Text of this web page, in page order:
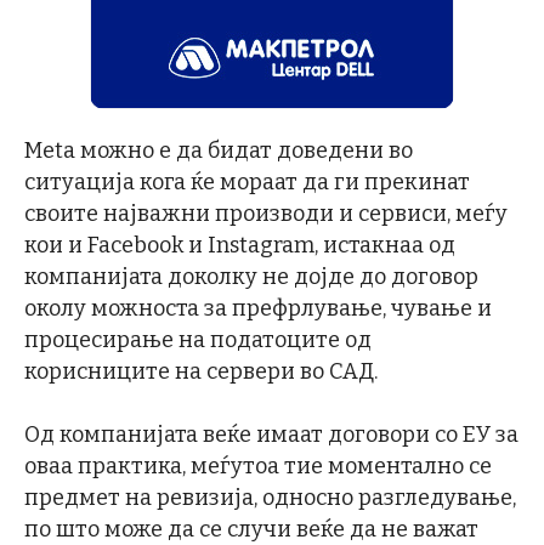
Meta можно е да бидат доведени во
ситуација кога ќе мораат да ги прекинат
своите најважни производи и сервиси, меѓу
кои и Facebook и Instagram, истакнаа од
компанијата доколку не дојде до договор
околу можноста за префрлување, чување и
процесирање на податоците од
корисниците на сервери во САД.
Од компанијата веќе имаат договори со ЕУ за
оваа практика, меѓутоа тие моментално се
предмет на ревизија, односно разгледување,
по што може да се случи веќе да не важат